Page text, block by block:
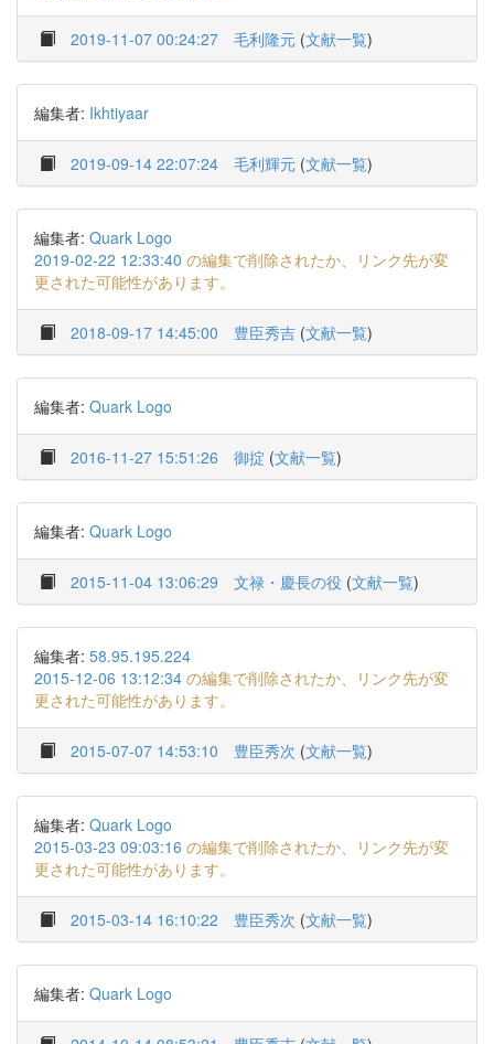
2019-11-07 00:24:27 毛利隆元 (文献一覧)
編集者: Ikhtiyaar
2019-09-14 22:07:24 毛利輝元 (文献一覧)
編集者: Quark Logo
2019-02-22 12:33:40 の編集で削除されたか、リンク先が変
更された可能性があります。
2018-09-17 14:45:00 豊臣秀吉 (文献一覧)
編集者: Quark Logo
2016-11-27 15:51:26 御掟 (文献一覧)
編集者: Quark Logo
2015-11-04 13:06:29 文禄・慶長の役 (文献一覧)
編集者: 58.95.195.224
2015-12-06 13:12:34 の編集で削除されたか、リンク先が変
更された可能性があります。
2015-07-07 14:53:10 豊臣秀次 (文献一覧)
編集者: Quark Logo
2015-03-23 09:03:16 の編集で削除されたか、リンク先が変
更された可能性があります。
2015-03-14 16:10:22 豊臣秀次 (文献一覧)
編集者: Quark Logo